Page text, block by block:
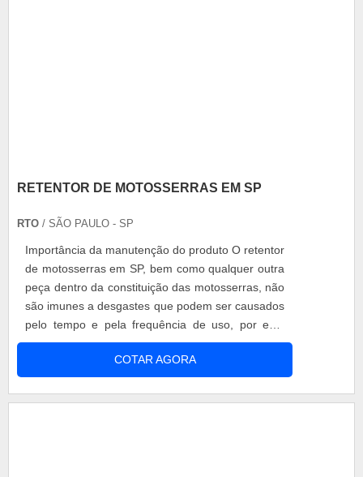
RETENTOR DE MOTOSSERRAS EM SP
RTO / SÃO PAULO - SP
Importância da manutenção do produto O retentor
de motosserras em SP, bem como qualquer outra
peça dentro da constituição das motosserras, não
são imunes a desgastes que podem ser causados
pelo tempo e pela frequência de uso, por esta
razão, quando houver a necessidade de fazer a
manutenção preventiva ou corretiva das
motosserras, é de essencial importância que o
COTAR AGORA